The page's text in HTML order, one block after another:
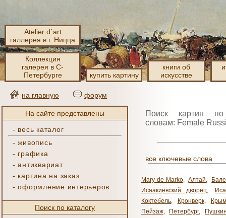
Atelier d´art
галлерея в г. Ницца
Коллекция
галерея в С-
Петербурге
купить картину
книги об
искусстве
на главную форум
На сайте представлены
- весь каталог
-живопись
- графика
-антиквариат
- картина на заказ
-оформление интерьеров
Поиск по каталогу
Поиск картин
словам: Female
все ключевые слова
Mary de Marko, Алтай,
Исаакиевский дворец,
Коктебель, Кронверк,
Крым
Пейзаж, Петербург,